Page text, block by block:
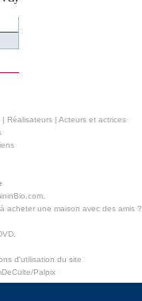
| Réalisateurs| Acteurs et actrices
acheter une maison avec des amis?
d'utilisation du site
Palpix